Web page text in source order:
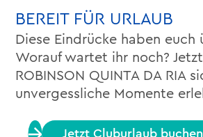
BEREIT FÜR URLAUB
Diese Eindrücke haben euch
Worauf wartet ihr noch?
ROBINSON QUINTA DA RIA
unvergessliche Momente
Jetzt Cluburlaub buchen